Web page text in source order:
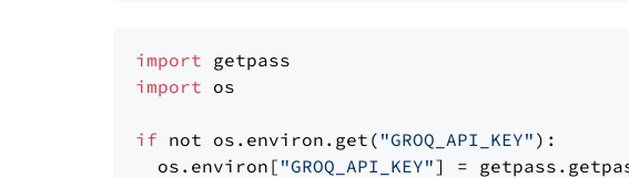
import
import os
if not os.environ.get( "GROQ_API_KEY" ):
  os.environ[
"GROQ_API_KEY"] =